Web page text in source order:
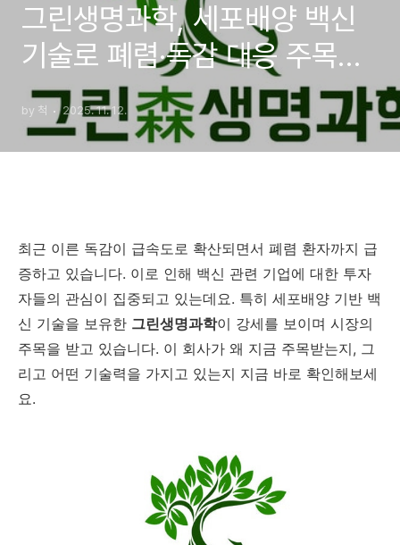
그린생명과학, 세포배양 백신
기술로 폐렴·독감 대응 주목받
는 이유
by 척 2025. 11. 12.
최근 이른 독감이 급속도로 확산되면서 폐렴 환자까지 급
증하고 있습니다. 이로 인해 백신 관련 기업에 대한 투자
자들의 관심이 집중되고 있는데요. 특히 세포배양 기반 백
신 기술을 보유한 그린생명과학이 강세를 보이며 시장의
주목을 받고 있습니다. 이 회사가 왜 지금 주목받는지, 그
리고 어떤 기술력을 가지고 있는지 지금 바로 확인해보세
요.